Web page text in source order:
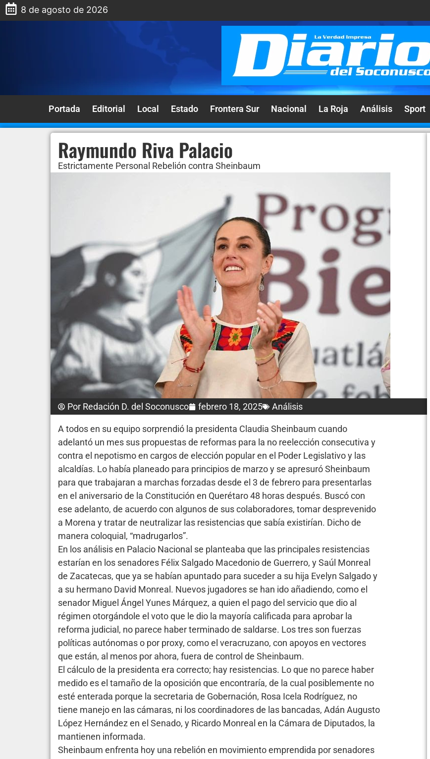
8 de agosto de 2026
Portada Editorial Local Estado Frontera Sur Nacional La Roja Análisis Sport
Raymundo Riva Palacio
Estrictamente Personal Rebelión contra Sheinbaum
Por Redación D. del Soconusco febrero 18, 2025 Análisis
A todos en su equipo sorprendió la presidenta Claudia Sheinbaum cuando
adelantó un mes sus propuestas de reformas para la no reelección consecutiva y
contra el nepotismo en cargos de elección popular en el Poder Legislativo y las
alcaldías. Lo había planeado para principios de marzo y se apresuró Sheinbaum
para que trabajaran a marchas forzadas desde el 3 de febrero para presentarlas
en el aniversario de la Constitución en Querétaro 48 horas después. Buscó con
ese adelanto, de acuerdo con algunos de sus colaboradores, tomar desprevenido
a Morena y tratar de neutralizar las resistencias que sabía existirían. Dicho de
manera coloquial, “madrugarlos”.
En los análisis en Palacio Nacional se planteaba que las principales resistencias
estarían en los senadores Félix Salgado Macedonio de Guerrero, y Saúl Monreal
de Zacatecas, que ya se habían apuntado para suceder a su hija Evelyn Salgado y
a su hermano David Monreal. Nuevos jugadores se han ido añadiendo, como el
senador Miguel Ángel Yunes Márquez, a quien el pago del servicio que dio al
régimen otorgándole el voto que le dio la mayoría calificada para aprobar la
reforma judicial, no parece haber terminado de saldarse. Los tres son fuerzas
políticas autónomas o por proxy, como el veracruzano, con apoyos en vectores
que están, al menos por ahora, fuera de control de Sheinbaum.
El cálculo de la presidenta era correcto; hay resistencias. Lo que no parece haber
medido es el tamaño de la oposición que encontraría, de la cual posiblemente no
esté enterada porque la secretaria de Gobernación, Rosa Icela Rodríguez, no
tiene manejo en las cámaras, ni los coordinadores de las bancadas, Adán Augusto
López Hernández en el Senado, y Ricardo Monreal en la Cámara de Diputados, la
mantienen informada.
Sheinbaum enfrenta hoy una rebelión en movimiento emprendida por senadores